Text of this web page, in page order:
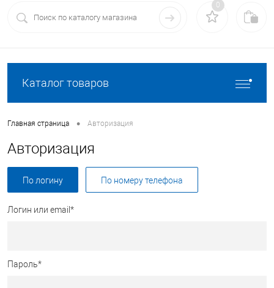
0
Каталог товаров
Главная страница • Авторизация
Авторизация
По логину По номеру телефона
Логин или email*
Пароль*